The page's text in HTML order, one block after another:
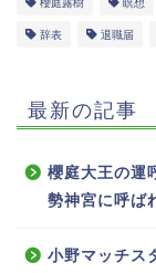
櫻庭露樹 瞑想
辞表 退職届
最新の記事
櫻庭大王の運
勢神宮に呼ば
小野マッチス